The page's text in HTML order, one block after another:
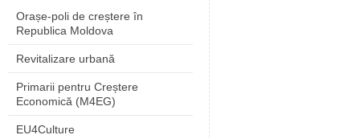
Orașe-poli de creștere în
Republica Moldova
Revitalizare urbană
Primarii pentru Creștere
Economică (M4EG)
EU4Culture